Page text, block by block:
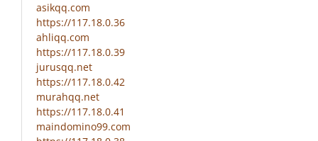
asikqq.com
https://117.18.0.36
ahliqq.com
https://117.18.0.39
jurusqq.net
https://117.18.0.42
murahqq.net
https://117.18.0.41
maindomino99.com